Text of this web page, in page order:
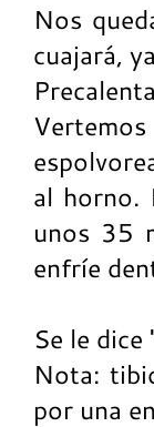
Nos
cuajará,
al horno.
unos 35
enfríe
Se le
Nota:
por una